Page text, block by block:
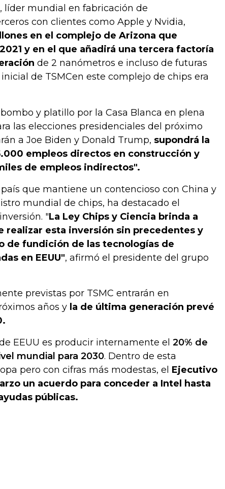
, líder mundial en fabricación de
con clientes como Apple y Nvidia,
en el complejo de Arizona que
y en el que añadirá una tercera factoría
de 2 nanómetros e incluso de futuras
de TSMCen este complejo de chips era
y platillo por la Casa Blanca en plena
las elecciones presidenciales del próximo
a Joe Biden y Donald Trump, supondrá la
empleos directos en construcción y
de empleos indirectos".
que mantiene un contencioso con China y
mundial de chips, ha destacado el
"La Ley Chips y Ciencia brinda a
realizar esta inversión sin precedentes y
de fundición de las tecnologías de
en EEUU", afirmó el presidente del grupo
previstas por TSMC entrarán en
años y la de última generación prevé
EEUU es producir internamente el 20% de
mundial para 2030. Dentro de esta
pero con cifras más modestas, el Ejecutivo
un acuerdo para conceder a Intel hasta
públicas.